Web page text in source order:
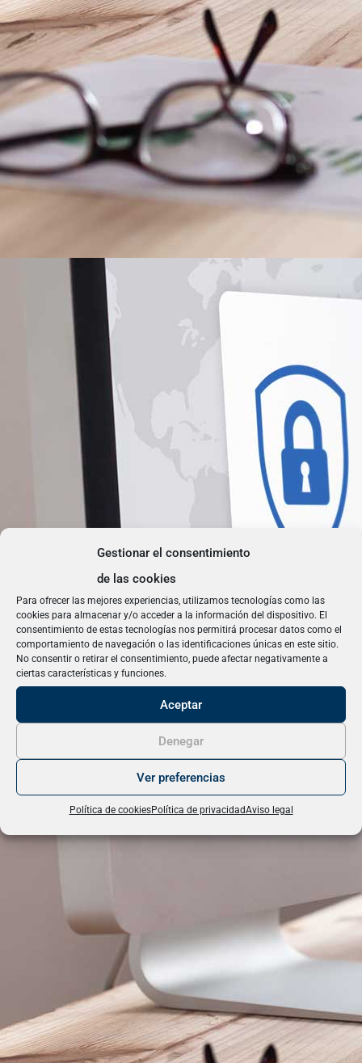
Gestionar el consentimiento
de las cookies
Para ofrecer las mejores experiencias, utilizamos tecnologías como las
cookies para almacenar y/o acceder a la información del dispositivo. El
consentimiento de estas tecnologías nos permitirá procesar datos como el
comportamiento de navegación o las identificaciones únicas en este sitio.
No consentir o retirar el consentimiento, puede afectar negativamente a
ciertas características y funciones.
Aceptar
Denegar
Ver preferencias
Política de cookiesPolítica de privacidadAviso legal